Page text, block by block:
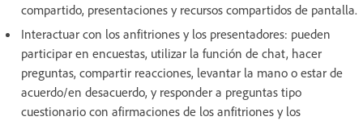
compartido, presentaciones y recursos compartidos de pantalla.
Interactuar con los anfitriones y los presentadores: pueden
participar en encuestas, utilizar la función de chat, hacer
preguntas, compartir reacciones, levantar la mano o estar de
acuerdo/en desacuerdo, y responder a preguntas tipo
cuestionario con afirmaciones de los anfitriones y los